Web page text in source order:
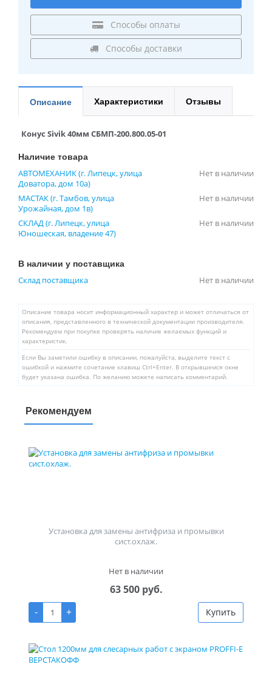
Способы оплаты
Способы доставки
Описание Характеристики Отзывы
Конус Sivik 40мм СБМП-200.800.05-01
Наличие товара
АВТОМЕХАНИК (г. Липецк, улица
Доватора, дом 10а)
Нет в наличии
МАСТАК (г. Тамбов, улица
Урожайная, дом 1в)
Нет в наличии
СКЛАД (г. Липецк, улица
Юношеская, владение 47)
Нет в наличии
В наличии у поставщика
Склад поставщика Нет в наличии
Описание товара носит информационный характер и может отличаться от
описания, представленного в технической документации производителя.
Рекомендуем при покупке проверять наличие желаемых функций и
характеристик.
Если Вы заметили ошибку в описании, пожалуйста, выделите текст с
ошибкой и нажмите сочетание клавиш Ctrl+Enter. В открывшемся окне
будет указана ошибка. По желанию можете написать комментарий.
Рекомендуем
Установка для замены антифриза и промывки
сист.охлаж.
Нет в наличии
63 500 руб.
-
+ Купить